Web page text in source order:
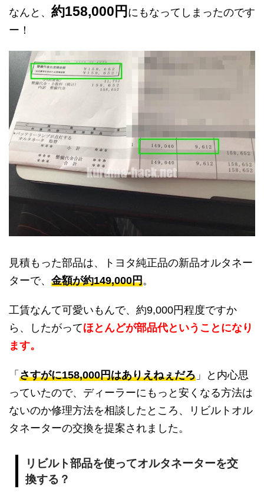
なんと、 約158,000円 にもなってしまったのです
ー！
見積もった部品は、トヨタ純正品の新品オルタネー
ターで、 金額が約149,000円。
工賃なんて可愛いもんで、約9,000円程度ですか
ら、したがってほとんどが部品代ということになり
ます。
「 さすがに158,000円はありえねぇだろ 」と内心思
っていたので、ディーラーにもっと安くなる方法は
ないのか修理方法を相談したところ、リビルトオル
タネーターの交換を提案されました。
リビルト部品を使ってオルタネーターを交
換する？